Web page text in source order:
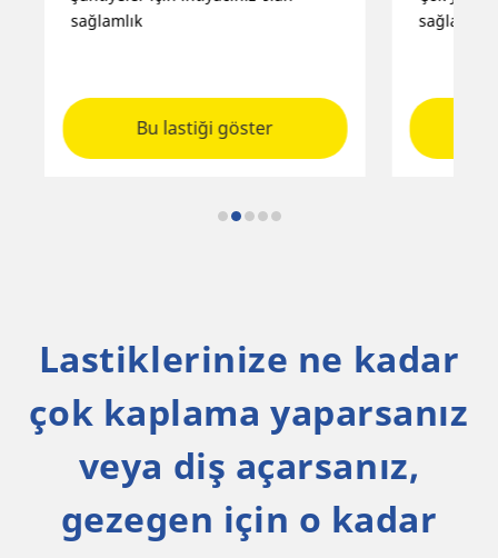
sağlamlık
Bu lastiği göster
ve
Lastiklerinize ne kadar
çok kaplama yaparsanız
veya diş açarsanız,
gezegen için o kadar